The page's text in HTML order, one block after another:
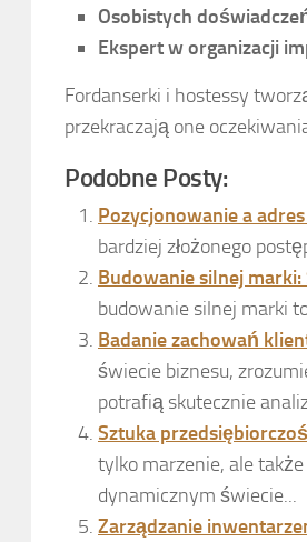
Osobistych
Ekspert w organizacji
Fordanserki i hostessy
przekraczają one
Podobne Posty:
Pozycjonowanie a
bardziej złożonego
Budowanie silnej
budowanie silnej marki
Badanie zachowań
świecie biznesu,
potrafią skutecznie
Sztuka
tylko marzenie, ale
dynamicznym świecie...
Zarządzanie